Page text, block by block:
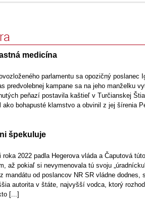
medicína
parlamentu sa opozičný poslanec
predvolebnej kampane sa na jeho manželku
peňazí postavila kaštieľ v Turčianskej
bohapusté klamstvo a obvinil z jej šírenia
špekuluje
2022 padla Hegerova vláda a Čaputová
až pokiaľ si nevymenovala tú svoju
mandátu od poslancov NR SR vládne dodnes,
autorita v štáte, najvyšší vodca, ktorý
[...]